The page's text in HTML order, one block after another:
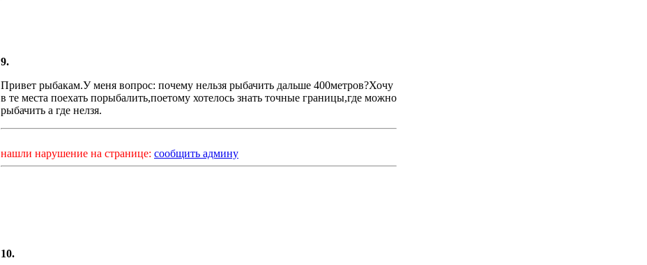
9.
Привет рыбакам.У меня вопрос: почему нельзя рыбачить дальше 400метров?Хочу
в те места поехать порыбалить,поетому хотелось знать точные границы,где можно
рыбачить а где нелзя.
нашли нарушение на странице: сообщить админу
10.